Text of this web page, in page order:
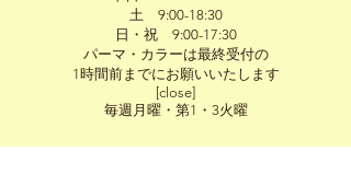
土 9:00-18:30
日・祝 9:00-17:30
パーマ・カラーは最終受付の
1時間前までにお願いいたします
[close]
毎週月曜・第1・3火曜​